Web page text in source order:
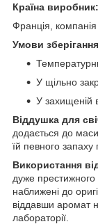
Країна виробник:
Франція,
Умови
У щільно
У захищеній
Віддушка для
додається до
їй певного запаху
Використання
дуже престижного
наближені до
віддавши аромат
лабораторії.